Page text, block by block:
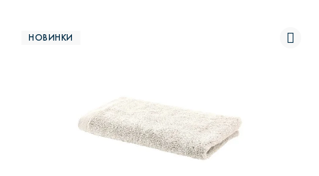
НОВИНКИ